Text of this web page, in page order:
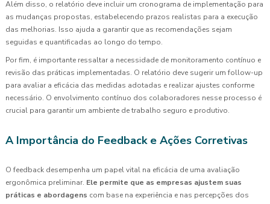
Além disso, o relatório deve incluir um cronograma de implementação para
as mudanças propostas, estabelecendo prazos realistas para a execução
das melhorias. Isso ajuda a garantir que as recomendações sejam
seguidas e quantificadas ao longo do tempo.
Por fim, é importante ressaltar a necessidade de monitoramento contínuo e
revisão das práticas implementadas. O relatório deve sugerir um follow-up
para avaliar a eficácia das medidas adotadas e realizar ajustes conforme
necessário. O envolvimento contínuo dos colaboradores nesse processo é
crucial para garantir um ambiente de trabalho seguro e produtivo.
A Importância do Feedback e Ações Corretivas
O feedback desempenha um papel vital na eficácia de uma avaliação
ergonômica preliminar. Ele permite que as empresas ajustem suas
práticas e abordagens com base na experiência e nas percepções dos